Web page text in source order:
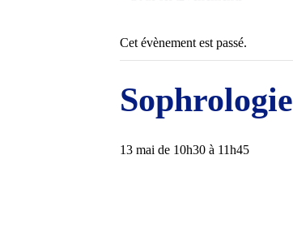
Cet évènement est passé.
Sophrologie
13 mai de 10h30 à 11h45